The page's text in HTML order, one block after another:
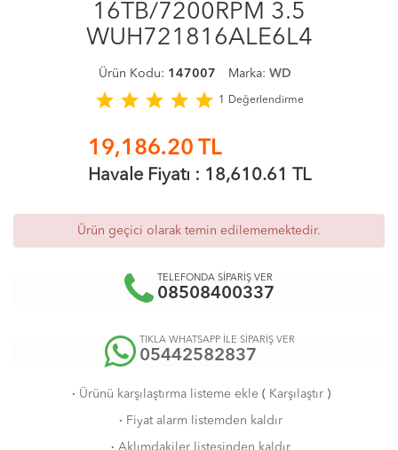
16TB/7200RPM 3.5
WUH721816ALE6L4
Ürün Kodu: 147007 Marka: WD
star star star star star 1 Değerlendirme
19,186.20 TL
Havale Fiyatı : 18,610.61 TL
Ürün geçici olarak temin edilememektedir.
TELEFONDA SİPARİŞ VER
08508400337
TIKLA WHATSAPP İLE SİPARİŞ VER
05442582837
· Ürünü karşılaştırma listeme ekle( Karşılaştır)
· Fiyat alarm listemden kaldır
· Aklımdakiler listesinden kaldır